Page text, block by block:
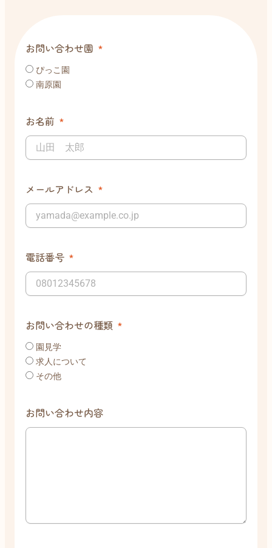
お問い合わせ園
ぴっこ園
南原園
お名前
メールアドレス
電話番号
お問い合わせの種類
園見学
求人について
その他
お問い合わせ内容